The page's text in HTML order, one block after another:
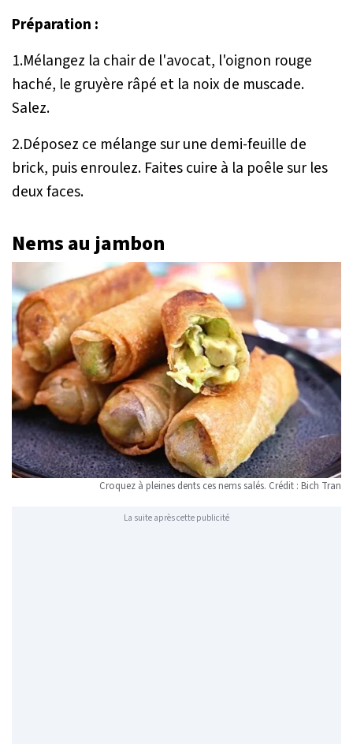
Préparation :
1.Mélangez la chair de l'avocat, l'oignon rouge
haché, le gruyère râpé et la noix de muscade.
Salez.
2.Déposez ce mélange sur une demi-feuille de
brick, puis enroulez. Faites cuire à la poêle sur les
deux faces.
Nems au jambon
Croquez à pleines dents ces nems salés. Crédit : Bich Tran
La suite après cette publicité